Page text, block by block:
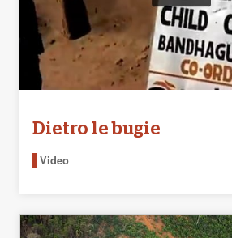
Dietro le bugie
Video